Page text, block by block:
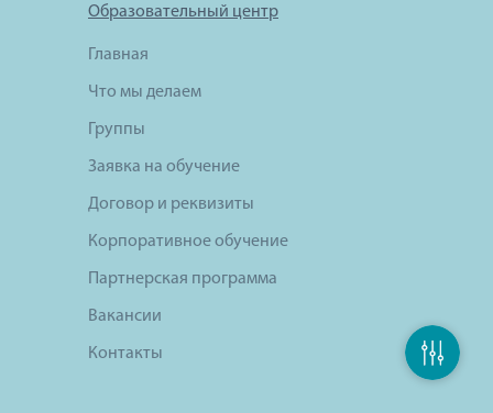
Образовательный центр
Главная
Что мы делаем
Группы
Заявка на обучение
Договор и реквизиты
Корпоративное обучение
Партнерская программа
Вакансии
Контакты